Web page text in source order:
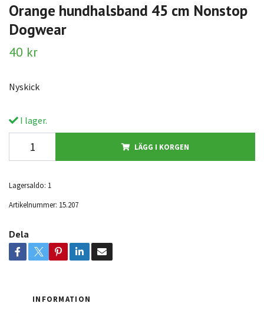
Orange hundhalsband 45 cm Nonstop
Dogwear
40 kr
Nyskick
I lager.
LÄGG I KORGEN
Lagersaldo: 1
Artikelnummer: 15.207
Dela
INFORMATION